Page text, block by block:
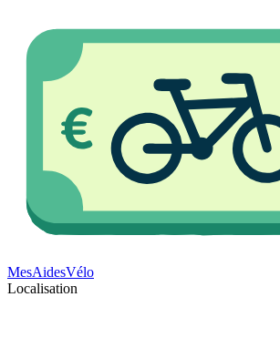
MesAidesVélo
Localisation